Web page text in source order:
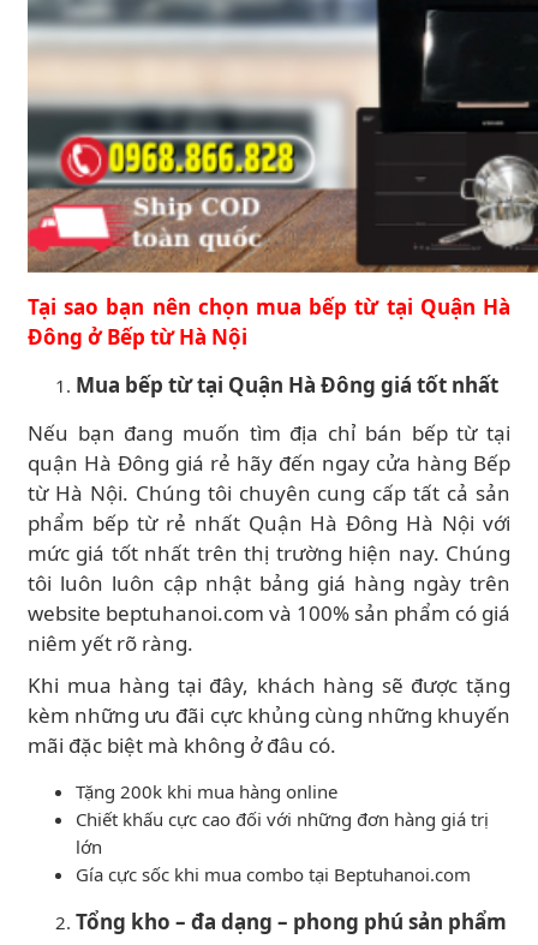
Tại sao bạn nên chọn mua bếp từ tại Quận Hà
Đông ở Bếp từ Hà Nội
Mua bếp từ tại Quận Hà Đông giá tốt nhất
Nếu bạn đang muốn tìm địa chỉ bán bếp từ tại
quận Hà Đông giá rẻ hãy đến ngay cửa hàng Bếp
từ Hà Nội. Chúng tôi chuyên cung cấp tất cả sản
phẩm bếp từ rẻ nhất Quận Hà Đông Hà Nội với
mức giá tốt nhất trên thị trường hiện nay. Chúng
tôi luôn luôn cập nhật bảng giá hàng ngày trên
website beptuhanoi.com và 100% sản phẩm có giá
niêm yết rõ ràng.
Khi mua hàng tại đây, khách hàng sẽ được tặng
kèm những ưu đãi cực khủng cùng những khuyến
mãi đặc biệt mà không ở đâu có.
Tặng 200k khi mua hàng online
Chiết khấu cực cao đối với những đơn hàng giá trị
lớn
Gía cực sốc khi mua combo tại Beptuhanoi.com
Tổng kho – đa dạng – phong phú sản phẩm